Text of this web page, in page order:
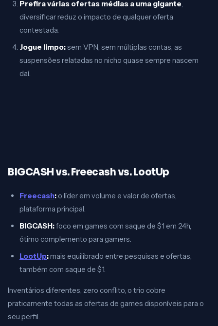
Prefira várias ofertas médias a uma gigante,
diversificar reduz o impacto de qualquer oferta
contestada.
Jogue limpo:sem VPN, sem múltiplas contas, as
suspensões relatadas no nicho quase sempre nascem
daí.
BIGCASH vs. Freecash vs. LootUp
Freecash: o líder em volume e valor de ofertas,
plataforma principal.
BIGCASH:foco em games com saque de $1 em 24h,
ótimo complemento para gamers.
LootUp:mais equilibrado entre pesquisas e ofertas,
também com saque de $1.
Inventários diferentes, zero conflito, o trio cobre
praticamente todas as ofertas de games disponíveis para o
seu perfil.